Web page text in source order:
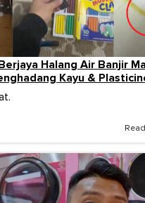
Halang Air Banjir
Kayu &